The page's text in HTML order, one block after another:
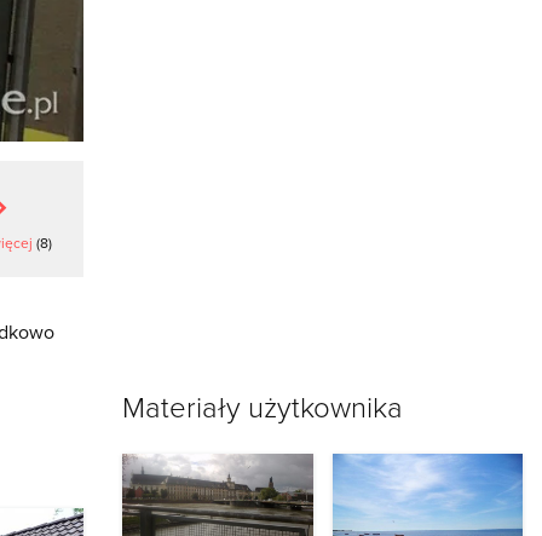
(8)
Materiały użytkownika